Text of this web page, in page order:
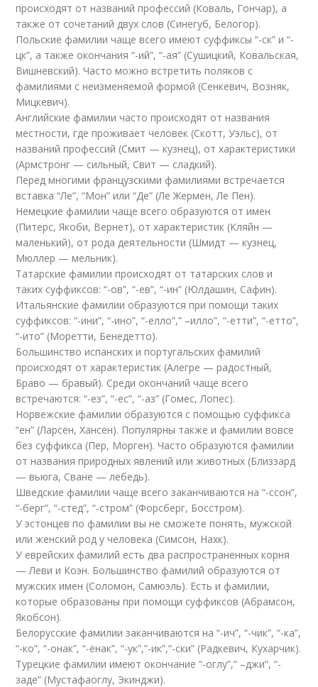
происходят от названий профессий (Коваль, Гончар), а
также от сочетаний двух слов (Синегуб, Белогор).
Польские фамилии чаще всего имеют суффиксы “-ск” и “-
цк”, а также окончания “-ий”, “-ая” (Сушицкий, Ковальская,
Вишневский). Часто можно встретить поляков с
фамилиями с неизменяемой формой (Сенкевич, Возняк,
Мицкевич).
Английские фамилии часто происходят от названия
местности, где проживает человек (Скотт, Уэльс), от
названий профессий (Смит — кузнец), от характеристики
(Армстронг — сильный, Свит — сладкий).
Перед многими французскими фамилиями встречается
вставка “Ле”, “Мон” или “Де” (Ле Жермен, Ле Пен).
Немецкие фамилии чаще всего образуются от имен
(Питерс, Якоби, Вернет), от характеристик (Кляйн —
маленький), от рода деятельности (Шмидт — кузнец,
Мюллер — мельник).
Татарские фамилии происходят от татарских слов и
таких суффиксов: “-ов”, “-ев”, “-ин” (Юлдашин, Сафин).
Итальянские фамилии образуются при помощи таких
суффиксов: “-ини”, “-ино”, “-елло”,” –илло”, “-етти”, “-етто”,
“-ито” (Моретти, Бенедетто).
Большинство испанских и португальских фамилий
происходят от характеристик (Алегре — радостный,
Браво — бравый). Среди окончаний чаще всего
встречаются: “-ез”, “-ес”, “-аз” (Гомес, Лопес).
Норвежские фамилии образуются с помощью суффикса
“ен” (Ларсен, Хансен). Популярны также и фамилии вовсе
без суффикса (Пер, Морген). Часто образуются фамилии
от названия природных явлений или животных (Близзард
— вьюга, Сване — лебедь).
Шведские фамилии чаще всего заканчиваются на “-ссон”,
“-берг”, “-стед”, “-стром” (Форсберг, Босстром).
У эстонцев по фамилии вы не сможете понять, мужской
или женский род у человека (Симсон, Нахк).
У еврейских фамилий есть два распространенных корня
— Леви и Коэн. Большинство фамилий образуются от
мужских имен (Соломон, Самюэль). Есть и фамилии,
которые образованы при помощи суффиксов (Абрамсон,
Якобсон).
Белорусские фамилии заканчиваются на “-ич”, “-чик”, “-ка”,
“-ко”, “-онак”, “-ёнак”, “-ук”,”-ик”,”-ски” (Радкевич, Кухарчик).
Турецкие фамилии имеют окончание “-оглу”,” –джи”, “-
заде” (Мустафаоглу, Экинджи).